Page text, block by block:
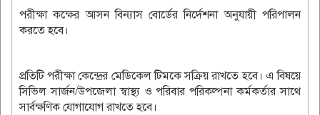
পরীক্ষা কক্ষের আসন বিন্যাস বোর্ডের নির্দেশনা অনুযায়ী পরিপালন
করতে হবে।
প্রতিটি পরীক্ষা কেন্দ্রের মেডিকেল টিমকে সক্রিয় রাখতে হবে। এ বিষয়ে
সিভিল সার্জন/উপজেলা স্বাস্থ্য ও পরিবার পরিকল্পনা কর্মকর্তার সাথে
সার্বক্ষণিক যোগাযোগ রাখতে হবে।